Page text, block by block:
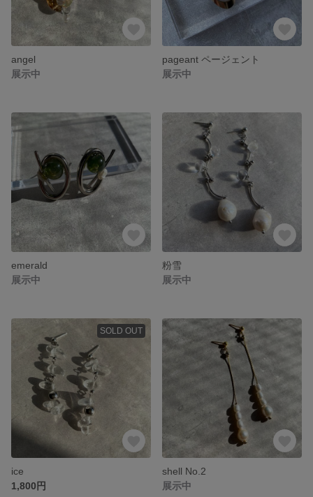
angel
展示中
pageant ページェント
展示中
emerald
展示中
粉雪
展示中
SOLD OUT
ice
1,800円
shell No.2
展示中